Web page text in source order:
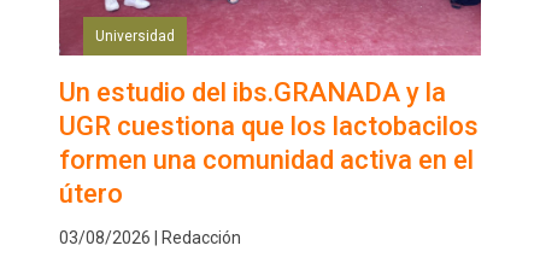
Universidad
Un estudio del ibs.GRANADA y la
UGR cuestiona que los lactobacilos
formen una comunidad activa en el
útero
03/08/2026 | Redacción